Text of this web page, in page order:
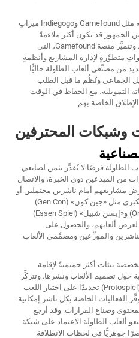
توفر منصات التمويل الجماعي البديلة مثل Gamefound وIndiegogo ميزاتٍ
الجمهور قد تكون أكثر ملاءمةً
لمشاريع مُعيَّنة أو تفضيلات المبدعين. وتتميَّز منصة Gamefound، التي
متطوِّرةٍ لإدارة المشاريع وأنظمةٍ
من مصنِّعي ألعاب الطاولة حاليًّا
الجماعي ونُظُم ما قبل الطلب
التمويلية، مع الحفاظ في الوقت
الخاصة بهم.
وشبكات المحترفين
الطاولة فرصًا لا تُقدَّر بثمن لصانعي
من المبدعين ذوي الخبرة، والاتصال
مشاريعهم أمام ناشرين محتملين أو
شركاء محتملين. وتوفِّر المؤتمرات الكبرى مثل «جين كون» (Gen Con)
و«أريجنز غيم فير» (Origins Game Fair) و«إيسن شبيل» (Essen Spiel)
ألعابهم، والحصول على
والموزِّعين ومصمِّمي الألعاب
بيئات أكثر حميميةً لإقامة
حول تصميم الألعاب ونشرها. وتتركِّز
فعاليات مثل تجمُّعات «بروتوسبايل» (Protospiel) تحديدًا على اختبار اللعب
الفعاليات الخاصة بكل ناشر إمكانية
وصناع القرارات. وقد أرجع
ألعاب الطاولة الاعتماد على شبكة
جوهريًّا في لحظات الانطلاقة